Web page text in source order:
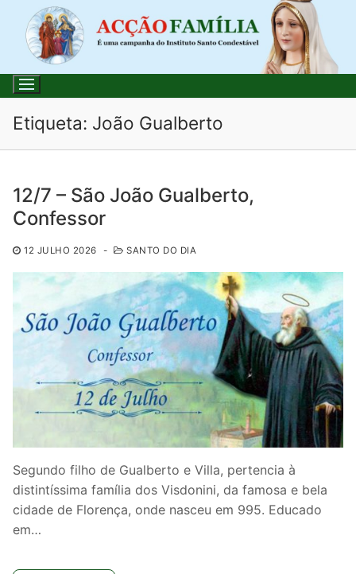
para
conteúdo
por:
Loja
Blog
Santo do Dia
Quem somos nós
Etiqueta: João Gualberto
12/7 – São João Gualberto,
Confessor
12 JULHO 2026 - SANTO DO DIA
Segundo filho de Gualberto e Villa, pertencia à
distintíssima família dos Visdonini, da famosa e bela
cidade de Florença, onde nasceu em 995. Educado
em…